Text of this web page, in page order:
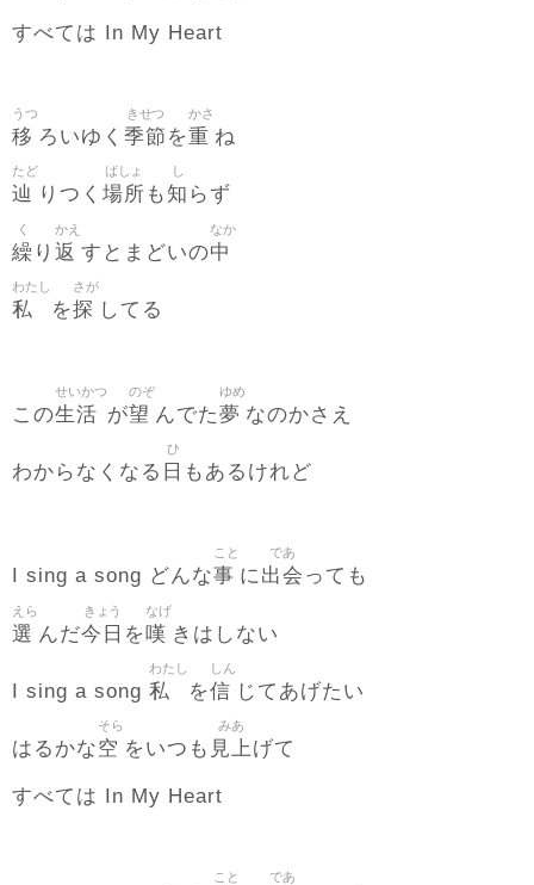
すべては In My Heart
移
うつ
ろいゆく 季節
きせつ
を重
かさ
ね
辿
たど
りつく 場所
ばしょ
も知
し
らず
繰
く
り 返
かえ
すとまどいの中
なか
私
わたし
を探
さが
してる
この生活
せいかつ
が望
のぞ
んでた夢
ゆめ
なのかさえ
わからなくなる 日
ひ
もあるけれど
I sing a song どんな事
こと
に出会
であ
っても
選
えら
んだ今日
きょう
を嘆
なげ
きはしない
I sing a song 私
わたし
を信
しん
じてあげたい
はるかな空
そら
をいつも 見上
みあ
げて
すべては In My Heart
こと であ